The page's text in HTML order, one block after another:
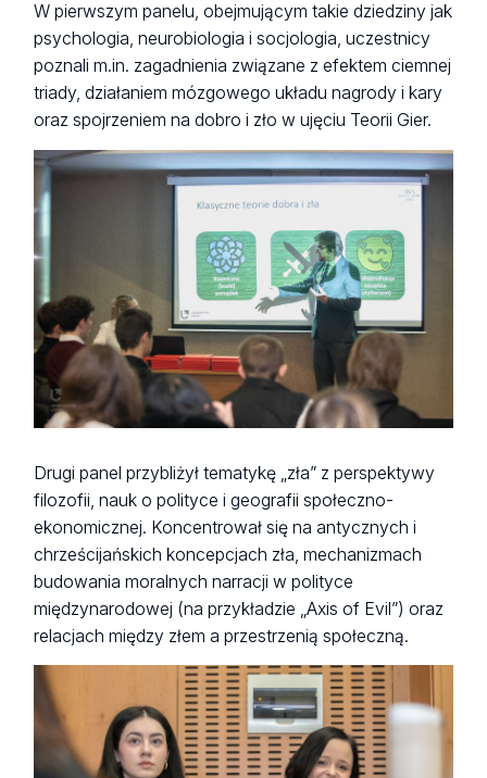
W pierwszym panelu, obejmującym takie dziedziny jak
psychologia, neurobiologia i socjologia, uczestnicy
poznali m.in. zagadnienia związane z efektem ciemnej
triady, działaniem mózgowego układu nagrody i kary
oraz spojrzeniem na dobro i zło w ujęciu Teorii Gier.
Drugi panel przybliżył tematykę „zła” z perspektywy
filozofii, nauk o polityce i geografii społeczno-
ekonomicznej. Koncentrował się na antycznych i
chrześcijańskich koncepcjach zła, mechanizmach
budowania moralnych narracji w polityce
międzynarodowej (na przykładzie „Axis of Evil”) oraz
relacjach między złem a przestrzenią społeczną.